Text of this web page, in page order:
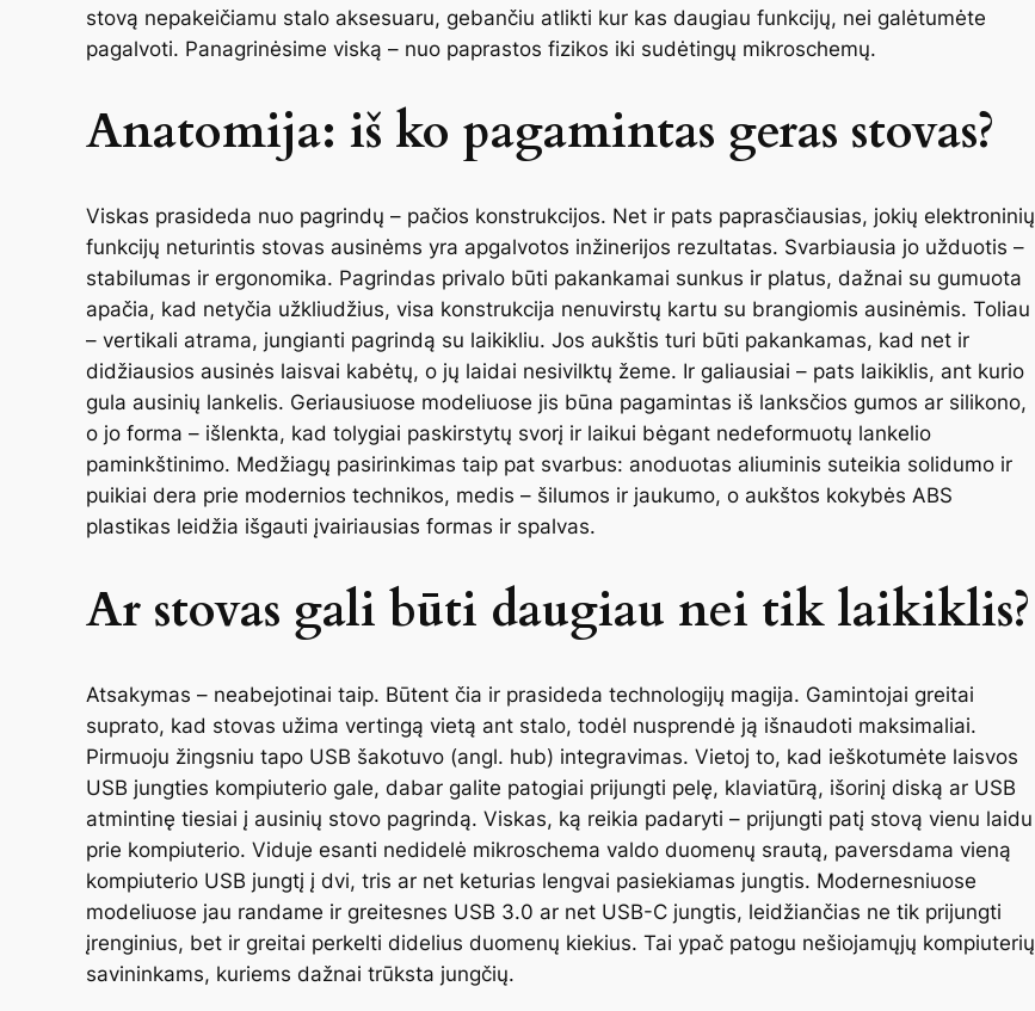
stovą nepakeičiamu stalo aksesuaru, gebančiu atlikti kur kas daugiau funkcijų, nei galėtumėte
pagalvoti. Panagrinėsime viską – nuo paprastos fizikos iki sudėtingų mikroschemų.
Anatomija: iš ko pagamintas geras stovas?
Viskas prasideda nuo pagrindų – pačios konstrukcijos. Net ir pats paprasčiausias, jokių elektroninių
funkcijų neturintis stovas ausinėms yra apgalvotos inžinerijos rezultatas. Svarbiausia jo užduotis –
stabilumas ir ergonomika. Pagrindas privalo būti pakankamai sunkus ir platus, dažnai su gumuota
apačia, kad netyčia užkliudžius, visa konstrukcija nenuvirstų kartu su brangiomis ausinėmis. Toliau
– vertikali atrama, jungianti pagrindą su laikikliu. Jos aukštis turi būti pakankamas, kad net ir
didžiausios ausinės laisvai kabėtų, o jų laidai nesivilktų žeme. Ir galiausiai – pats laikiklis, ant kurio
gula ausinių lankelis. Geriausiuose modeliuose jis būna pagamintas iš lanksčios gumos ar silikono,
o jo forma – išlenkta, kad tolygiai paskirstytų svorį ir laikui bėgant nedeformuotų lankelio
paminkštinimo. Medžiagų pasirinkimas taip pat svarbus: anoduotas aliuminis suteikia solidumo ir
puikiai dera prie modernios technikos, medis – šilumos ir jaukumo, o aukštos kokybės ABS
plastikas leidžia išgauti įvairiausias formas ir spalvas.
Ar stovas gali būti daugiau nei tik laikiklis?
Atsakymas – neabejotinai taip. Būtent čia ir prasideda technologijų magija. Gamintojai greitai
suprato, kad stovas užima vertingą vietą ant stalo, todėl nusprendė ją išnaudoti maksimaliai.
Pirmuoju žingsniu tapo USB šakotuvo (angl. hub) integravimas. Vietoj to, kad ieškotumėte laisvos
USB jungties kompiuterio gale, dabar galite patogiai prijungti pelę, klaviatūrą, išorinį diską ar USB
atmintinę tiesiai į ausinių stovo pagrindą. Viskas, ką reikia padaryti – prijungti patį stovą vienu laidu
prie kompiuterio. Viduje esanti nedidelė mikroschema valdo duomenų srautą, paversdama vieną
kompiuterio USB jungtį į dvi, tris ar net keturias lengvai pasiekiamas jungtis. Modernesniuose
modeliuose jau randame ir greitesnes USB 3.0 ar net USB-C jungtis, leidžiančias ne tik prijungti
įrenginius, bet ir greitai perkelti didelius duomenų kiekius. Tai ypač patogu nešiojamųjų kompiuterių
savininkams, kuriems dažnai trūksta jungčių.